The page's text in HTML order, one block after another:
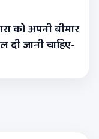
को अपनी बीमार
दी जानी चाहिए-